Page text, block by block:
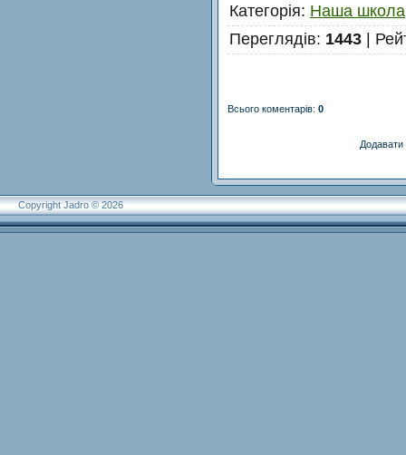
Категорія: Наша школа
Переглядів: 1443 |
Всього коментарів: 0
Додавати
Copyright Jadro © 2026